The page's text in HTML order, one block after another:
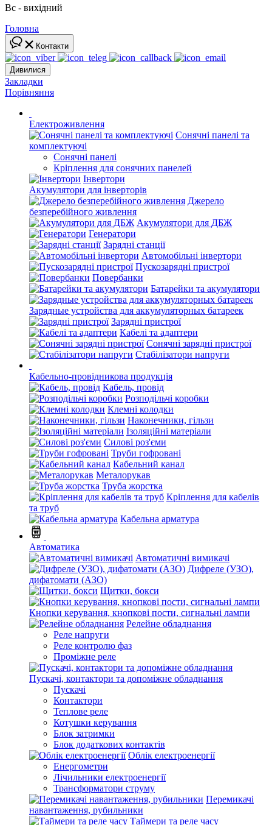
Вс - вихідний
Головна
Контакти
Дивилися
Закладки
Порівняння
Електроживлення
Сонячні панелі та
комплектуючі
Сонячні панелі
Кріплення для сонячних панелей
Інвертори
Акумулятори для інверторів
Джерело
безперебійного живлення
Акумулятори для ДБЖ
Генератори
Зарядні станції
Автомобільні інвертори
Пускозарядні пристрої
Повербанки
Батарейки та акумулятори
Зарядные устройства для аккумуляторных батареек
Зарядні пристрої
Кабелі та адаптери
Сонячні зарядні пристрої
Стабілізатори напруги
Кабельно-провідникова продукція
Кабель, провід
Розподільчі коробки
Клемні колодки
Наконечники, гільзи
Ізоляційні матеріали
Силові роз'єми
Труби гофровані
Кабельний канал
Металорукав
Труба жорстка
Кріплення для кабелів
та труб
Кабельна арматура
Автоматика
Автоматичні вимикачі
Дифреле (УЗО),
дифатомати (АЗО)
Щитки, бокси
Кнопки керування, кнопкові пости, сигнальні лампи
Релейне обладнання
Реле напруги
Реле контролю фаз
Проміжне реле
Пускачі, контактори та допоміжне обладнання
Пускачі
Контактори
Теплове реле
Котушки керування
Блок затримки
Блок додаткових контактів
Облік електроенергії
Енергометри
Лічильники електроенергії
Трансформатори струму
Перемикачі
навантаження, рубильники
Таймери та реле часу